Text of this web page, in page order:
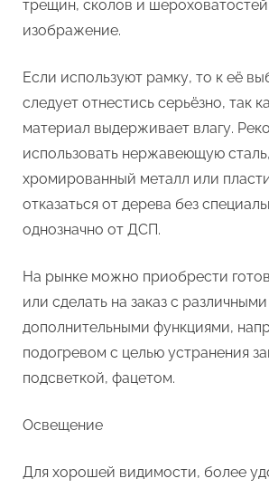
трещин, сколов и
изображение.
Если используют рамку, то к её
следует отнестись серьёзно, так
материал выдерживает влагу.
использовать нержавеющую сталь,
хромированный металл или
отказаться от дерева без
однозначно от ДСП.
На рынке можно приобрести
или сделать на заказ с различными
дополнительными функциями,
подогревом с целью устранения
подсветкой, фацетом.
Освещение
Для хорошей видимости, более